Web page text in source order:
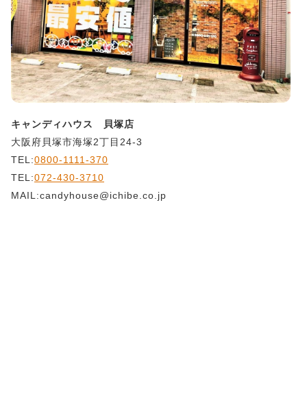
キャンディハウス 貝塚店
大阪府貝塚市海塚2丁目24-3
TEL:0800-1111-370
TEL:072-430-3710
MAIL:candyhouse@ichibe.co.jp